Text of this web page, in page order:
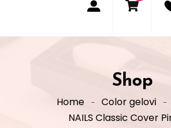
Shop
Home Color gelovi
NAILS Classic Cover